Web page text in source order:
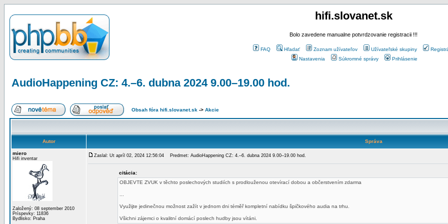
hifi.slovanet.sk
Bolo zavedene manualne potvrdzovanie registracii !!!
FAQ Hľadať Zoznam užívateľov Užívateľské skupiny
Nastavenia
Súkromné správy Prihlásenie
AudioHappening CZ: 4.–6. dubna 2024 9.00–19.00 hod.
Obsah fóra hifi.slovanet.sk -> Akcie
Autor Správa
miero
Hifi inventar
Založený: 08 september 2010
Príspevky: 11836
Bydlisko: Praha
Zaslal: Ut apríl 02, 2024 12:56:04 Predmet: AudioHappening CZ: 4.–6. dubna 2024 9.00–19.00 hod.
citácia:
OBJEVTE ZVUK v těchto poslechových studiích s prodlouženou otevírací dobou a občerstvením zdarma
Využijte jedinečnou možnost zažít v jednom dni téměř kompletní nabídku špičkového audia na trhu.
Všichni zájemci o kvalitní domácí poslech hudby jsou vítáni.